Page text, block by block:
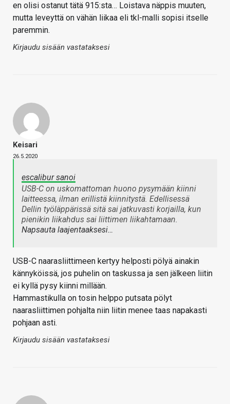
en olisi ostanut tätä 915:sta… Loistava näppis muuten,
mutta leveyttä on vähän liikaa eli tkl-malli sopisi itselle
paremmin.
Kirjaudu sisään vastataksesi
Keisari
26.5.2020
escalibur sanoi
USB-C on uskomattoman huono pysymään kiinni
laitteessa, ilman erillistä kiinnitystä. Edellisessä
Dellin työläppärissä sitä sai jatkuvasti korjailla, kun
pienikin liikahdus sai liittimen liikahtamaan.
Napsauta laajentaaksesi…
USB-C naarasliittimeen kertyy helposti pölyä ainakin
kännyköissä, jos puhelin on taskussa ja sen jälkeen liitin
ei kyllä pysy kiinni millään.
Hammastikulla on tosin helppo putsata pölyt
naarasliittimen pohjalta niin liitin menee taas napakasti
pohjaan asti.
Kirjaudu sisään vastataksesi